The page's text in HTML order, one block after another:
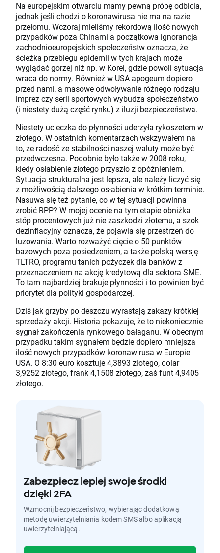
Na europejskim otwarciu mamy pewną próbę odbicia,
jednak jeśli chodzi o koronawirusa nie ma na razie
przełomu. Wczoraj mieliśmy rekordową ilość nowych
przypadków poza Chinami a początkowa ignorancja
zachodnioeuropejskich społeczeństw oznacza, że
ścieżka przebiegu epidemii w tych krajach może
wyglądać gorzej niż np. w Korei, gdzie powoli sytuacja
wraca do normy. Również w USA apogeum dopiero
przed nami, a masowe odwoływanie różnego rodzaju
imprez czy serii sportowych wybudza społeczeństwo
(i niestety dużą część rynku) z iluzji bezpieczeństwa.
Niestety ucieczka do płynności uderzyła rykoszetem w
złotego. W ostatnich komentarzach wskzywałem na
to, że radość ze stabilności naszej waluty może być
przedwczesna. Podobnie było także w 2008 roku,
kiedy osłabienie złotego przyszło z opóźnieniem.
Sytuacja strukturalna jest lepsza, ale należy liczyć się
z możliwością dalszego osłabienia w krótkim terminie.
Nasuwa się też pytanie, co w tej sytuacji powinna
zrobić RPP? W mojej ocenie na tym etapie obniżka
stóp procentowych już nie zaszkodzi złotemu, a szok
dezinflacyjny oznacza, że pojawia się przestrzeń do
luzowania. Warto rozważyć cięcie o 50 punktów
bazowych poza posiedzeniem, a także polską wersję
TLTRO, programu tanich pożyczek dla banków z
przeznaczeniem na akcję kredytową dla sektora SME.
To tam najbardziej brakuje płynności i to powinien być
priorytet dla polityki gospodarczej.
Dziś jak grzyby po deszczu wyrastają zakazy krótkiej
sprzedaży akcji. Historia pokazuje, że to niekoniecznie
sygnał zakończenia rynkowego bałaganu. W obecnym
przypadku takim sygnałem będzie dopiero mniejsza
ilość nowych przypadków koronawirusa w Europie i
USA. O 8:30 euro kosztuje 4,3893 złotego, dolar
3,9252 złotego, frank 4,1508 złotego, zaś funt 4,9405
złotego.
Zabezpiecz lepiej swoje środki
dzięki 2FA
Wzmocnij bezpieczeństwo, wybierając dodatkową
metodę uwierzytelniania kodem SMS albo aplikacją
uwierzytelniającą.